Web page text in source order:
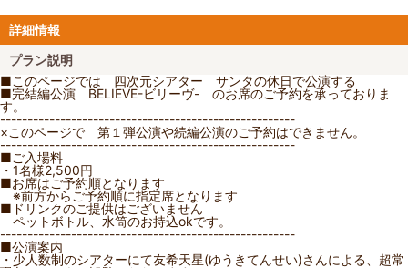
来たのに、たった一人の非常識な行動で邪魔されるのはとても不快
だと思いました。
できれば10分以上遅れたらもう入場させないとかされませんか？(遠
征組はまた考慮してください)スマホも絶対に使用しないとかしませ
んか？？今まで何を天星さんから聞いてきたのかと。。
また参加したいと思います！リベンジします！
詳細情報
プラン説明
■このページでは 四次元シアター サンタの休日で公演する
■完結編公演 BELIEVE-ビリーヴ- のお席のご予約を承っておりま
す。
------------------------------------------------------
×このページで 第１弾公演や続編公演のご予約はできません。
------------------------------------------------------
■ご入場料
・1名様2,500円
■お席はご予約順となります
※前方からご予約順に指定席となります
■ドリンクのご提供はございません
ペットボトル、水筒のお持込okです。
------------------------------------------------------
■公演案内
・少人数制のシアターにて友希天星(ゆうきてんせい)さんによる、超常